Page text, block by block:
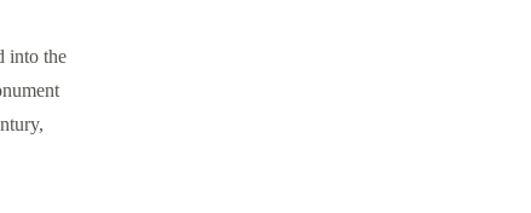
into the